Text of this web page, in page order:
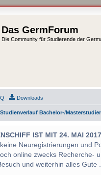
Das GermForum
Die Community für Studierende der
Downloads
Studienverlauf Bachelor-/
IST MIT 24. MAI
Neuregistrierungen und
online zwecks Recherche-
und weiterhin alles Gute